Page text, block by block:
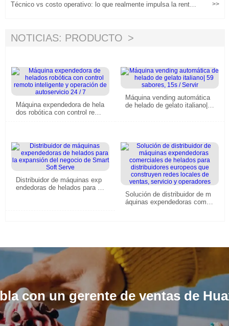
Técnico vs costo operativo: lo que realmente impulsa la rentabi
>>
NOTICIAS: PRODUCTO
Máquina expendedora de hela
dos robótica con control remo
Máquina vending automática
de helado de gelato italiano| 5
Distribuidor de máquinas exp
endedoras de helados para la
Solución de distribuidor de m
áquinas expendedoras comer
con un gerente de ventas de